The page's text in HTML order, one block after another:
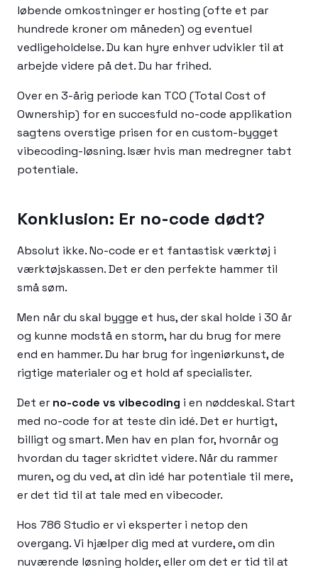
løbende omkostninger er hosting (ofte et par
hundrede kroner om måneden) og eventuel
vedligeholdelse. Du kan hyre enhver udvikler til at
arbejde videre på det. Du har frihed.
Over en 3-årig periode kan TCO (Total Cost of
Ownership) for en succesfuld no-code applikation
sagtens overstige prisen for en custom-bygget
vibecoding-løsning. Især hvis man medregner tabt
potentiale.
Konklusion: Er no-code dødt?
Absolut ikke. No-code er et fantastisk værktøj i
værktøjskassen. Det er den perfekte hammer til
små søm.
Men når du skal bygge et hus, der skal holde i 30 år
og kunne modstå en storm, har du brug for mere
end en hammer. Du har brug for ingeniørkunst, de
rigtige materialer og et hold af specialister.
Det er no-code vs vibecoding i en nøddeskal. Start
med no-code for at teste din idé. Det er hurtigt,
billigt og smart. Men hav en plan for, hvornår og
hvordan du tager skridtet videre. Når du rammer
muren, og du ved, at din idé har potentiale til mere,
er det tid til at tale med en vibecoder.
Hos 786 Studio er vi eksperter i netop den
overgang. Vi hjælper dig med at vurdere, om din
nuværende løsning holder, eller om det er tid til at